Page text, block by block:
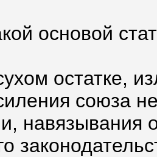
основой
остатке,
союза
навязывания